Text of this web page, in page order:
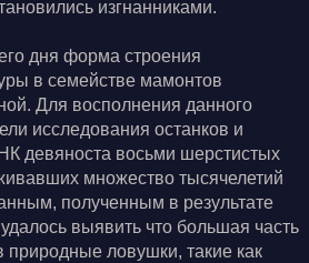
изгнанниками.
дня форма строения
в семействе мамонтов
Для восполнения данного
исследования останков и
девяноста восьми шерстистых
множество тысячелетий
полученным в результате
выявить что большая часть
ловушки, такие как